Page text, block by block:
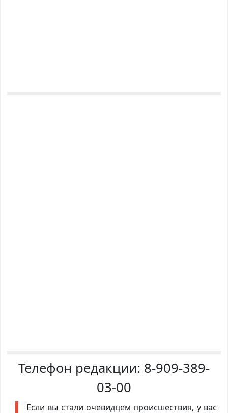
Телефон редакции: 8-909-389-
03-00
Если вы стали очевидцем происшествия, у вас